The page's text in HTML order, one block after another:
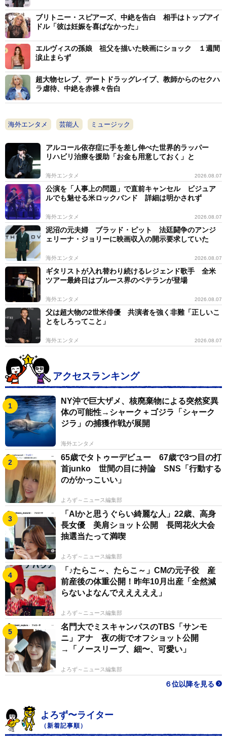
ブリトニー・スピアーズ、中絶を告白 相手はトップアイ
ドル「彼は妊娠を喜ばなかった」
エルヴィスの孫娘 祖父を描いた映画にショック １週間
涙止まらず
超大物セレブ、デートドラッグレイプ、教師からのセクハ
ラ虐待、中絶を赤裸々告白
海外エンタメ 芸能人 ミュージック
アルコール依存症に手を差し伸べた世界的ラッパー
リハビリ治療を援助「お金も用意しておく」と
海外エンタメ 2026.08.07
公演を「人事上の問題」で直前キャンセル ビジュア
ルでも魅せる米ロックバンド 詳細は明かされず
海外エンタメ 2026.08.07
泥沼の元夫婦 ブラッド・ピット 法廷闘争のアンジ
ェリーナ・ジョリーに映画収入の開示要求していた
海外エンタメ 2026.08.07
ギタリストが入れ替わり続けるレジェンド歌手 全米
ツアー最終日はブルース界のベテランが登場
海外エンタメ 2026.08.07
父は超大物の2世米俳優 共演者を強く非難「正しいこ
とをしろってこと」
海外エンタメ 2026.08.07
アクセスランキング
NY沖で巨大ザメ、核廃棄物による突然変異
体の可能性→シャーク＋ゴジラ「シャーク
ジラ」の捕獲作戦が展開
海外エンタメ
65歳でタトゥーデビュー 67歳で3つ目の打
首junko 世間の目に持論 SNS「行動する
のがかっこいい」
よろず～ニュース編集部
「AIかと思うぐらい綺麗な人」22歳、高身
長女優 美肩ショット公開 長岡花火大会
抽選当たって満喫
よろず～ニュース編集部
「♪たらこ～、たらこ～」CMの元子役 産
前産後の体重公開！昨年10月出産「全然減
らないよなんでえええええ」
よろず～ニュース編集部
名門大でミスキャンパスのTBS「サンモ
ニ」アナ 夜の街でオフショット公開
→「ノースリーブ、細〜、可愛い」
よろず～ニュース編集部
６位以降を見る
よろず〜ライター
（新着記事順）